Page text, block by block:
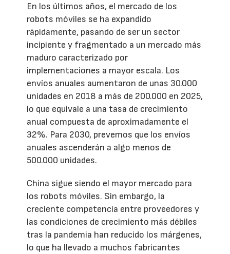
En los últimos años, el mercado de los
robots móviles se ha expandido
rápidamente, pasando de ser un sector
incipiente y fragmentado a un mercado más
maduro caracterizado por
implementaciones a mayor escala. Los
envíos anuales aumentaron de unas 30.000
unidades en 2018 a más de 200.000 en 2025,
lo que equivale a una tasa de crecimiento
anual compuesta de aproximadamente el
32%. Para 2030, prevemos que los envíos
anuales ascenderán a algo menos de
500.000 unidades.
China sigue siendo el mayor mercado para
los robots móviles. Sin embargo, la
creciente competencia entre proveedores y
las condiciones de crecimiento más débiles
tras la pandemia han reducido los márgenes,
lo que ha llevado a muchos fabricantes